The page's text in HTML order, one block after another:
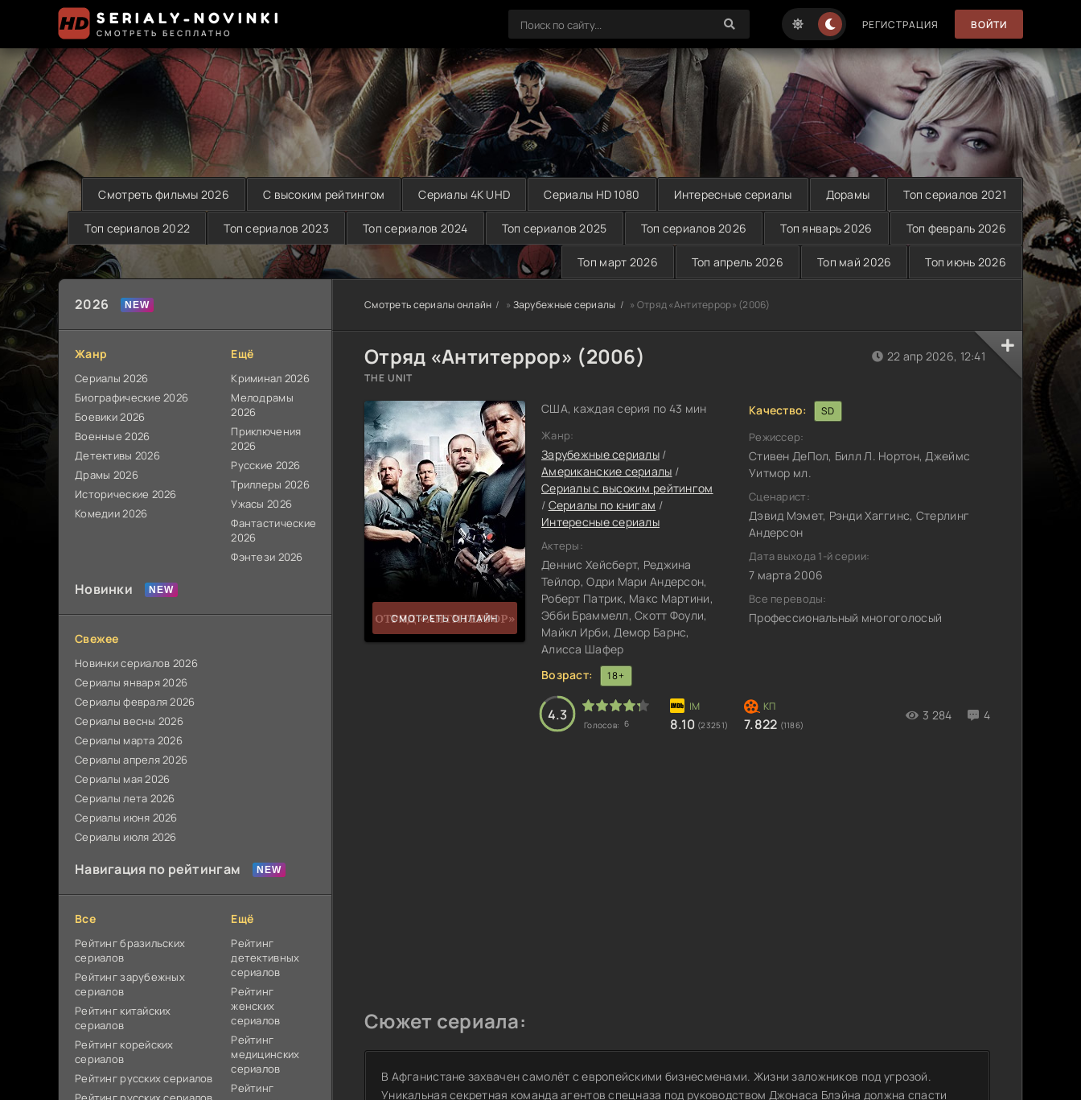
SERIALY-NOVINKI
СМОТРЕТЬ БЕСПЛАТНО
РЕГИСТРАЦИЯ ВОЙТИ
Смотреть фильмы 2026 С высоким рейтингом Сериалы 4K UHD Сериалы HD 1080 Интересные сериалы Дорамы Топ сериалов 2021
Топ сериалов 2022 Топ сериалов 2023 Топ сериалов 2024 Топ сериалов 2025 Топ сериалов 2026 Топ январь 2026 Топ февраль 2026
Топ март 2026 Топ апрель 2026 Топ май 2026 Топ июнь 2026
2026
Жанр
Сериалы 2026
Биографические 2026
Боевики 2026
Военные 2026
Детективы 2026
Драмы 2026
Исторические 2026
Комедии 2026
Ещё
Криминал 2026
Мелодрамы
2026
Приключения
2026
Русские 2026
Триллеры 2026
Ужасы 2026
Фантастические
2026
Фэнтези 2026
Новинки
Свежее
Новинки сериалов 2026
Сериалы января 2026
Сериалы февраля 2026
Сериалы весны 2026
Сериалы марта 2026
Сериалы апреля 2026
Сериалы мая 2026
Сериалы лета 2026
Сериалы июня 2026
Сериалы июля 2026
Навигация по рейтингам
Все
Рейтинг бразильских
сериалов
Рейтинг зарубежных
сериалов
Рейтинг китайских
сериалов
Рейтинг корейских
сериалов
Рейтинг русских сериалов
Ещё
Рейтинг
детективных
сериалов
Рейтинг
женских
сериалов
Рейтинг
медицинских
сериалов
Рейтинг
Смотреть сериалы онлайн » Зарубежные сериалы » Отряд «Антитеррор» (2006)
Отряд «Антитеррор» (2006)
THE UNIT
СМОТРЕТЬ ОНЛАЙН
США, каждая серия по 43 мин
Жанр:
Зарубежные сериалы /
Американские сериалы /
Сериалы с высоким рейтингом
/ Сериалы по книгам /
Интересные сериалы
Актеры:
Деннис Хейсберт, Реджина
Тейлор, Одри Мари Андерсон,
Роберт Патрик, Макс Мартини,
Эбби Браммелл, Скотт Фоули,
Майкл Ирби, Демор Барнс,
Алисса Шафер
Возраст:
18+
4.3
Голосов: 6 8.10 (23251) 7.822 (1186)
3 284 4
22 апр 2026, 12:41
Качество: SD
Режиссер:
Стивен ДеПол, Билл Л. Нортон, Джеймс
Уитмор мл.
Сценарист:
Дэвид Мэмет, Рэнди Хаггинс, Стерлинг
Андерсон
Дата выхода 1-й серии:
7 марта 2006
Все переводы:
Профессиональный многоголосый
Сюжет сериала:
В Афганистане захвачен самолёт с европейскими бизнесменами. Жизни заложников под угрозой.
Уникальная секретная команда агентов спецназа под руководством Джонаса Блэйна должна спасти